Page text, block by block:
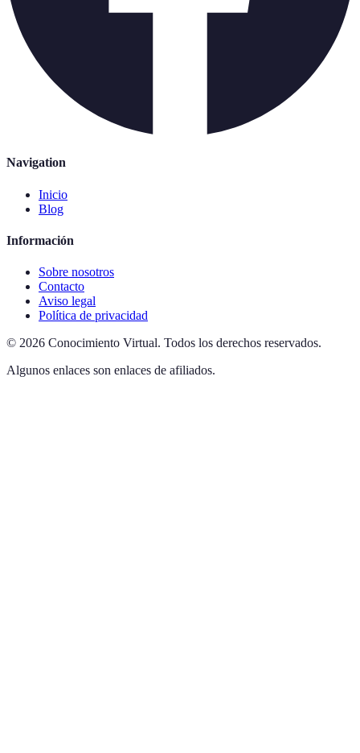
Navigation
Inicio
Blog
Información
Sobre nosotros
Contacto
Aviso legal
Política de privacidad
© 2026 Conocimiento Virtual. Todos los derechos reservados.
Algunos enlaces son enlaces de afiliados.